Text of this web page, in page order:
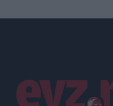
Linkuri utile